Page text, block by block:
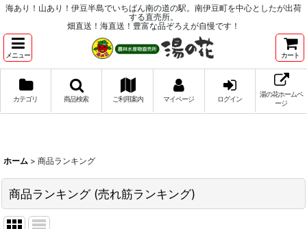
海あり！山あり！伊豆半島でいちばん南の道の駅。南伊豆町を中心としたが出荷
する直売所。
畑直送！海直送！豊富な品ぞろえが自慢です！
メニュー カート
カテゴリ 商品検索 ご利用案内 マイページ ログイン
湯の花ホームペ
ージ
ホーム > 商品ランキング
商品ランキング (売れ筋ランキング)